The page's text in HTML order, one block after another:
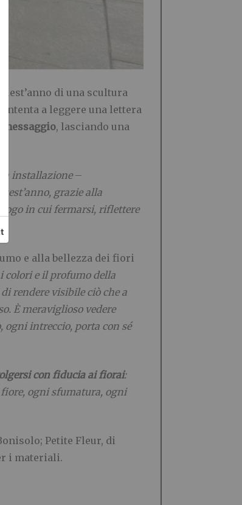
di una scultura
intenta a leggere una lettera
, lasciando una
installazione–
grazie alla
in cui fermarsi, riflettere
e alla bellezza dei fiori
colori e il profumo della
rendere visibile ciò che a
È meraviglioso vedere
ogni intreccio, porta con sé
con fiducia ai fiorai:
ogni sfumatura, ogni
Petite Fleur, di
i materiali.